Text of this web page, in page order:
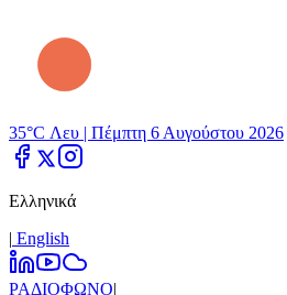
35°C Λευ | Πέμπτη 6 Αυγούστου 2026
Ελληνικά
| Εnglish
ΡΑΔΙΟΦΩΝΟ|